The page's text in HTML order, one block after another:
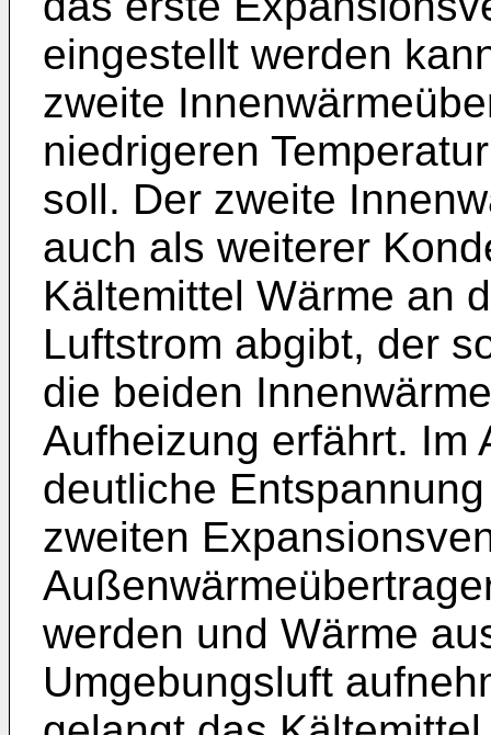
eingestellt werden
zweite
niedrigeren
soll. Der zweite
auch als weiterer
Kältemittel Wärme an
Luftstrom abgibt, der
die beiden
Aufheizung erfährt. Im
deutliche
zweiten
werden und Wärme
Umgebungsluft